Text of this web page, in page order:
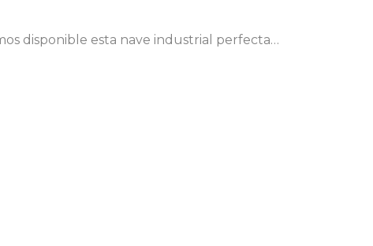
disponible esta nave industrial perfecta…